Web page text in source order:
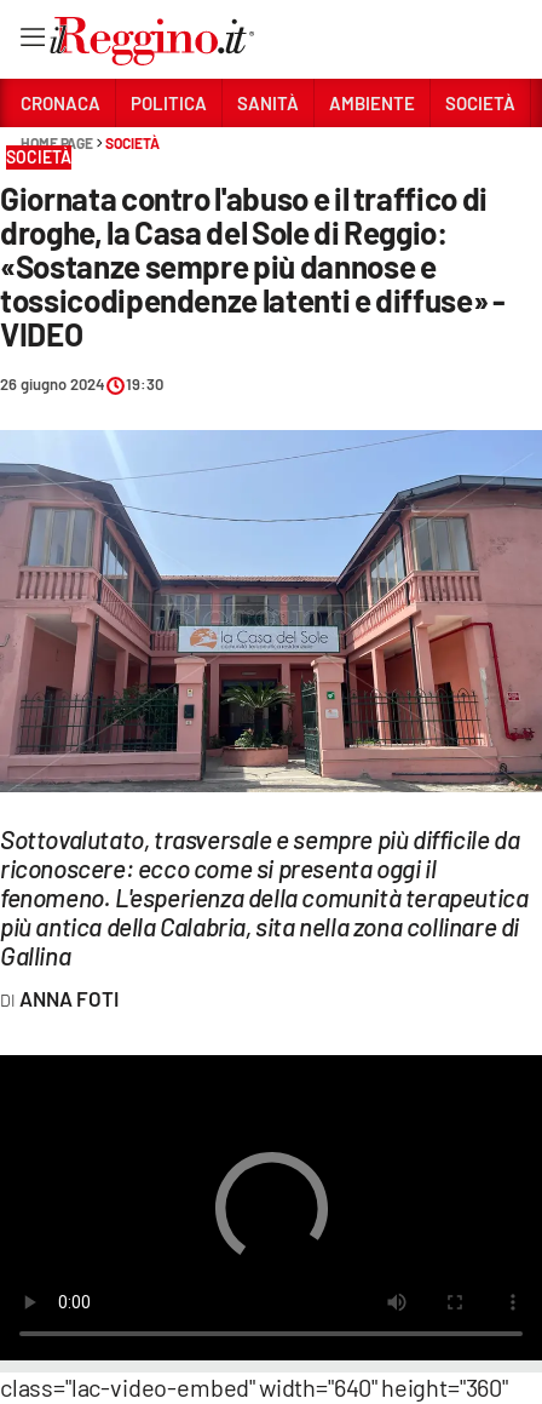
Sezioni
CRONACA
POLITICA
SANITÀ
CULTURA
ECONOMIA E LAVORO
EVENTI
SPORT
Streaming
LAC TV
LAC NETWORK
LAC ONAIR
LaC
Network
LACPLAY.IT
CATANZAROCHANNEL.IT
LACAPITALENEWS.IT
CRONACA POLITICA SANITÀ AMBIENTE SOCIETÀ
HOME PAGE SOCIETÀ
SOCIETÀ
Giornata contro l'abuso e il traffico di
droghe, la Casa del Sole di Reggio:
«Sostanze sempre più dannose e
tossicodipendenze latenti e diffuse» -
VIDEO
26 giugno 2024 19:30
Sottovalutato, trasversale e sempre più difficile da
riconoscere: ecco come si presenta oggi il
fenomeno. L'esperienza della comunità terapeutica
più antica della Calabria, sita nella zona collinare di
Gallina
ANNA FOTI
class="lac-video-embed" width="640" height="360"